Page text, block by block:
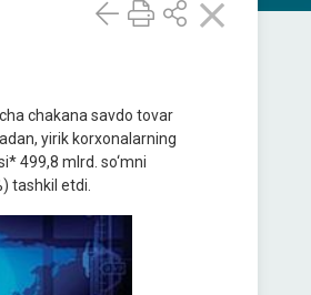
chakana savdo tovar
yirik korxonalarning
499,8 mlrd. so‘mni
tashkil etdi.